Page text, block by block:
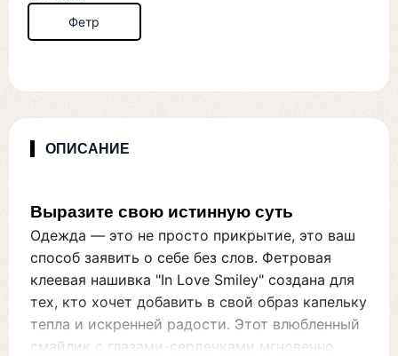
Фетр
ОПИСАНИЕ
Выразите свою истинную суть
Одежда — это не просто прикрытие, это ваш
способ заявить о себе без слов. Фетровая
клеевая нашивка "In Love Smiley" создана для
тех, кто хочет добавить в свой образ капельку
тепла и искренней радости. Этот влюбленный
смайлик с глазами-сердечками мгновенно